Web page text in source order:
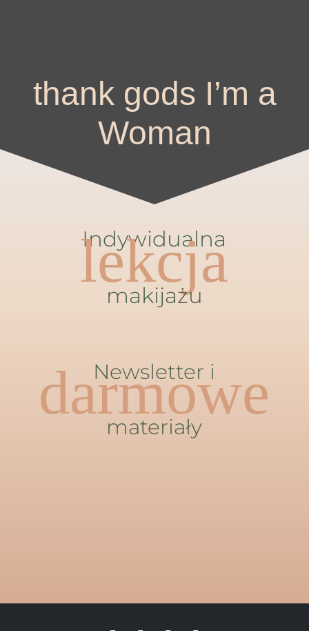
thank gods I’m a
Woman
Indywidualna
lekcja
makijażu
Newsletter i
darmowe
materiały